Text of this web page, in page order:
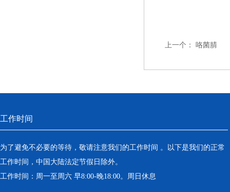
上一个： 咯菌腈
工作时间
为了避免不必要的等待，敬请注意我们的工作时间 。以下是我们的正常
工作时间，中国大陆法定节假日除外。
工作时间：周一至周六 早8:00-晚18:00。周日休息